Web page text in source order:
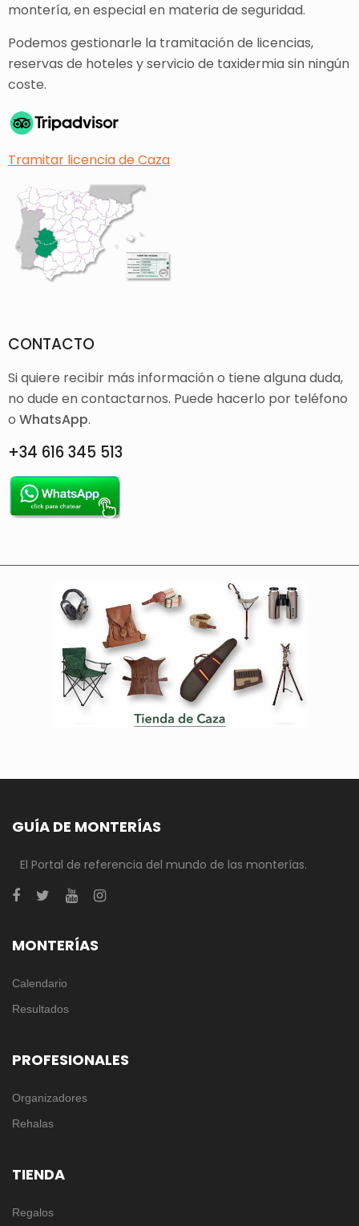
montería, en especial en materia de seguridad.
Podemos gestionarle la tramitación de licencias,
reservas de hoteles y servicio de taxidermia sin ningún
coste.
Tramitar licencia de Caza
CONTACTO
Si quiere recibir más información o tiene alguna duda,
no dude en contactarnos. Puede hacerlo por teléfono
o WhatsApp.
+34 616 345 513
GUÍA DE MONTERÍAS
El Portal de referencia del mundo de las monterías.
MONTERÍAS
Calendario
Resultados
PROFESIONALES
Organizadores
Rehalas
TIENDA
Regalos